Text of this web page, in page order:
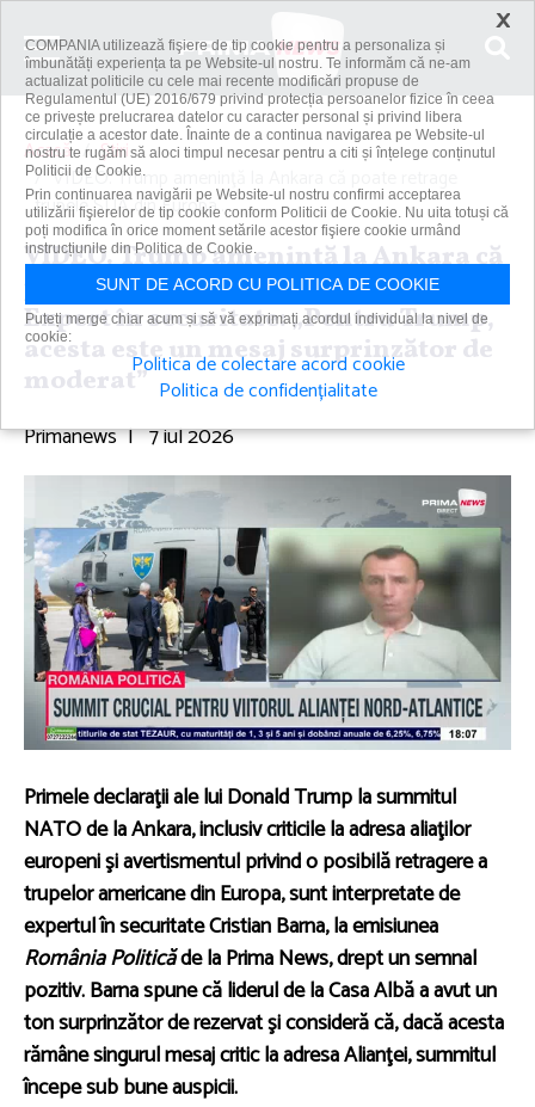
Acasă
Știri
VIDEO. Trump ameninţă la Ankara că poate retrage
trupele SUA din Europa....
VIDEO. Trump ameninţă la Ankara că
poate retrage trupele SUA din Europa.
Expert în securitate: „Pentru Trump,
acesta este un mesaj surprinzător de
moderat”
Primanews | 7 iul 2026
Primele declaraţii ale lui Donald Trump la summitul
NATO de la Ankara, inclusiv criticile la adresa aliaţilor
europeni şi avertismentul privind o posibilă retragere a
trupelor americane din Europa, sunt interpretate de
expertul în securitate Cristian Barna, la emisiunea
România Politicăde la Prima News, drept un semnal
pozitiv. Barna spune că liderul de la Casa Albă a avut un
ton surprinzător de rezervat şi consideră că, dacă acesta
rămâne singurul mesaj critic la adresa Alianţei, summitul
începe sub bune auspicii.
×
COMPANIA utilizează fişiere de tip cookie pentru a personaliza și
îmbunătăți experiența ta pe Website-ul nostru. Te informăm că ne-am
actualizat politicile cu cele mai recente modificări propuse de
Regulamentul (UE) 2016/679 privind protecția persoanelor fizice în ceea
ce privește prelucrarea datelor cu caracter personal și privind libera
circulație a acestor date. Înainte de a continua navigarea pe Website-ul
nostru te rugăm să aloci timpul necesar pentru a citi și înțelege conținutul
Politicii de Cookie.
Prin continuarea navigării pe Website-ul nostru confirmi acceptarea
utilizării fişierelor de tip cookie conform Politicii de Cookie. Nu uita totuși că
poți modifica în orice moment setările acestor fişiere cookie urmând
instrucțiunile din Politica de Cookie.
SUNT DE ACORD CU POLITICA DE COOKIE
Puteți merge chiar acum și să vă exprimați acordul individual la nivel de
cookie:
Politica de colectare acord cookie
Politica de confidențialitate